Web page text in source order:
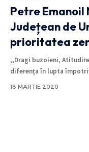
Petre Emanoil
Județean de
prioritatea
,,Dragi buzoieni,
diferența în lupta
18 MARTIE 2020